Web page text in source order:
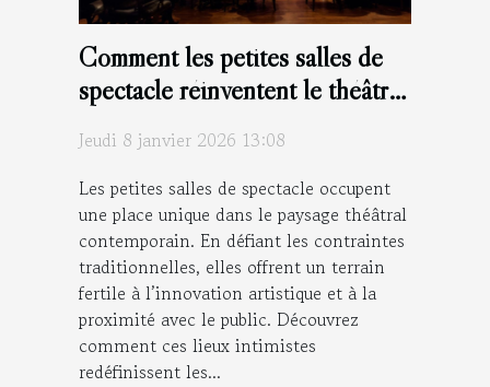
Comment les petites salles de
spectacle réinventent le théâtre
Jeudi 8 janvier 2026 13:08
Les petites salles de spectacle occupent
une place unique dans le paysage théâtral
contemporain. En défiant les contraintes
traditionnelles, elles offrent un terrain
fertile à l’innovation artistique et à la
proximité avec le public. Découvrez
comment ces lieux intimistes
redéfinissent les...